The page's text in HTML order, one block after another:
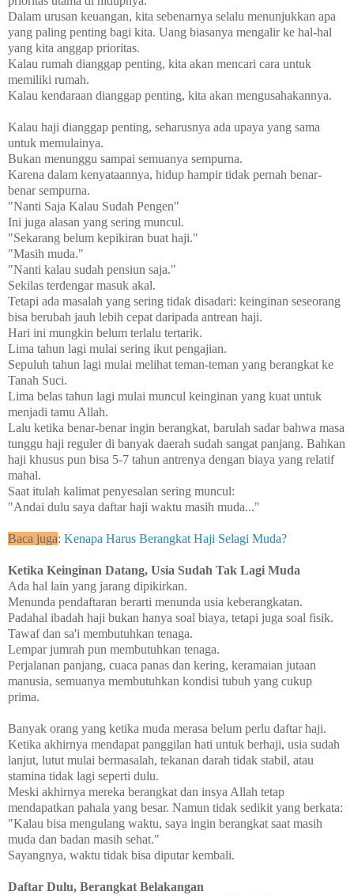
Dalam urusan keuangan, kita sebenarnya selalu menunjukkan apa
yang paling penting bagi kita. Uang biasanya mengalir ke hal-hal
yang kita anggap prioritas.
Kalau rumah dianggap penting, kita akan mencari cara untuk
memiliki rumah.
Kalau kendaraan dianggap penting, kita akan mengusahakannya.
Kalau haji dianggap penting, seharusnya ada upaya yang sama
untuk memulainya.
Bukan menunggu sampai semuanya sempurna.
Karena dalam kenyataannya, hidup hampir tidak pernah benar-
benar sempurna.
"Nanti Saja Kalau Sudah Pengen"
Ini juga alasan yang sering muncul.
"Sekarang belum kepikiran buat haji."
"Masih muda."
"Nanti kalau sudah pensiun saja."
Sekilas terdengar masuk akal.
Tetapi ada masalah yang sering tidak disadari: keinginan seseorang
bisa berubah jauh lebih cepat daripada antrean haji.
Hari ini mungkin belum terlalu tertarik.
Lima tahun lagi mulai sering ikut pengajian.
Sepuluh tahun lagi mulai melihat teman-teman yang berangkat ke
Tanah Suci.
Lima belas tahun lagi mulai muncul keinginan yang kuat untuk
menjadi tamu Allah.
Lalu ketika benar-benar ingin berangkat, barulah sadar bahwa masa
tunggu haji reguler di banyak daerah sudah sangat panjang. Bahkan
haji khusus pun bisa 5-7 tahun antrenya dengan biaya yang relatif
mahal.
Saat itulah kalimat penyesalan sering muncul:
"Andai dulu saya daftar haji waktu masih muda..."
Baca juga: Kenapa Harus Berangkat Haji Selagi Muda?
Ketika Keinginan Datang, Usia Sudah Tak Lagi Muda
Ada hal lain yang jarang dipikirkan.
Menunda pendaftaran berarti menunda usia keberangkatan.
Padahal ibadah haji bukan hanya soal biaya, tetapi juga soal fisik.
Tawaf dan sa'i membutuhkan tenaga.
Lempar jumrah pun membutuhkan tenaga.
Perjalanan panjang, cuaca panas dan kering, keramaian jutaan
manusia, semuanya membutuhkan kondisi tubuh yang cukup
prima.
Banyak orang yang ketika muda merasa belum perlu daftar haji.
Ketika akhirnya mendapat panggilan hati untuk berhaji, usia sudah
lanjut, lutut mulai bermasalah, tekanan darah tidak stabil, atau
stamina tidak lagi seperti dulu.
Meski akhirnya mereka berangkat dan insya Allah tetap
mendapatkan pahala yang besar. Namun tidak sedikit yang berkata:
"Kalau bisa mengulang waktu, saya ingin berangkat saat masih
muda dan badan masih sehat."
Sayangnya, waktu tidak bisa diputar kembali.
Daftar Dulu, Berangkat Belakangan